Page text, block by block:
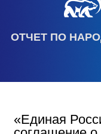
ОТЧЕТ ПО
«Единая